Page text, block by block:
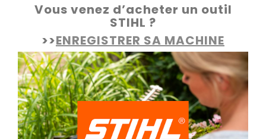
Vous venez d’acheter un outil
STIHL ?
>>ENREGISTRER SA MACHINE